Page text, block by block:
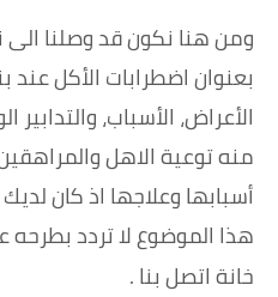
ومن هنا نكون قد وصلنا الى
بعنوان اضطرابات الأكل
الأعراض، الأسباب،
منه توعية الاهل
أسبابها وعلاجها اذ كان
هذا الموضوع لا تردد بطرحه
خانة اتصل بنا .